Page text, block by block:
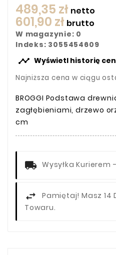
489,35 zł netto
601,90 zł brutto
W magazynie: 0
Indeks: 3055454609
 Wyświetl historię
Najniższa cena w ciągu
BROGGI Podstawa
zagłębieniami, drzewo
cm
Wysyłka Kurierem
Pamiętaj! Masz 14
Towaru.